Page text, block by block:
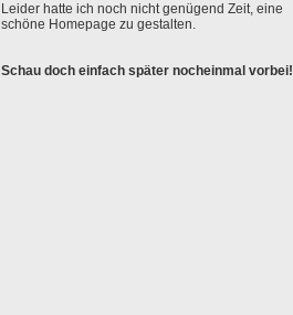
Leider hatte ich noch nicht genügend Zeit, eine
schöne Homepage zu gestalten.
Schau doch einfach später nocheinmal vorbei!